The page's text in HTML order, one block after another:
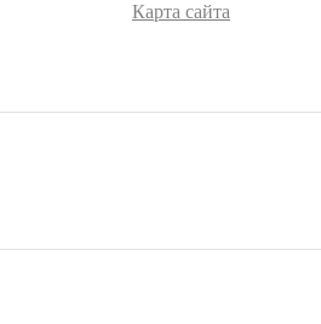
Карта сайта